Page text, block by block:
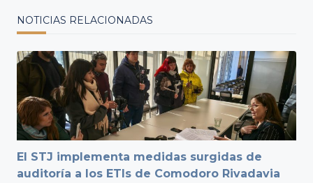
NOTICIAS RELACIONADAS
El STJ implementa medidas surgidas de
auditoría a los ETIs de Comodoro Rivadavia